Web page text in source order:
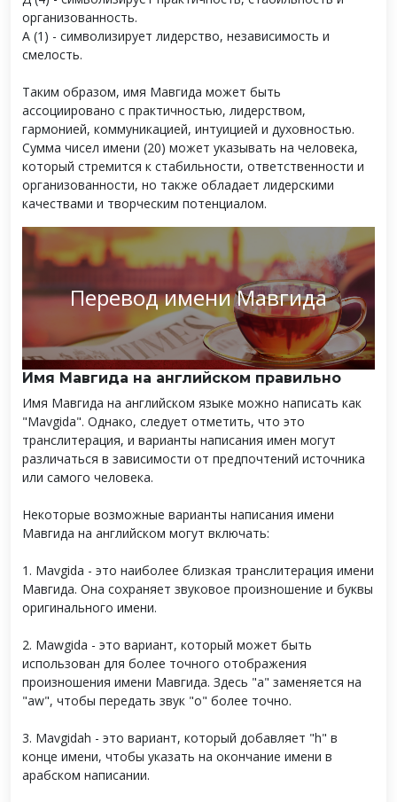
организованность.
А (1) - символизирует лидерство, независимость и
смелость.
Таким образом, имя Мавгида может быть
ассоциировано с практичностью, лидерством,
гармонией, коммуникацией, интуицией и духовностью.
Сумма чисел имени (20) может указывать на человека,
который стремится к стабильности, ответственности и
организованности, но также обладает лидерскими
качествами и творческим потенциалом.
Перевод имени Мавгида
Имя Мавгида на английском правильно
Имя Мавгида на английском языке можно написать как
"Mavgida". Однако, следует отметить, что это
транслитерация, и варианты написания имен могут
различаться в зависимости от предпочтений источника
или самого человека.
Некоторые возможные варианты написания имени
Мавгида на английском могут включать:
1. Mavgida - это наиболее близкая транслитерация имени
Мавгида. Она сохраняет звуковое произношение и буквы
оригинального имени.
2. Mawgida - это вариант, который может быть
использован для более точного отображения
произношения имени Мавгида. Здесь "a" заменяется на
"aw", чтобы передать звук "о" более точно.
3. Mavgidah - это вариант, который добавляет "h" в
конце имени, чтобы указать на окончание имени в
арабском написании.